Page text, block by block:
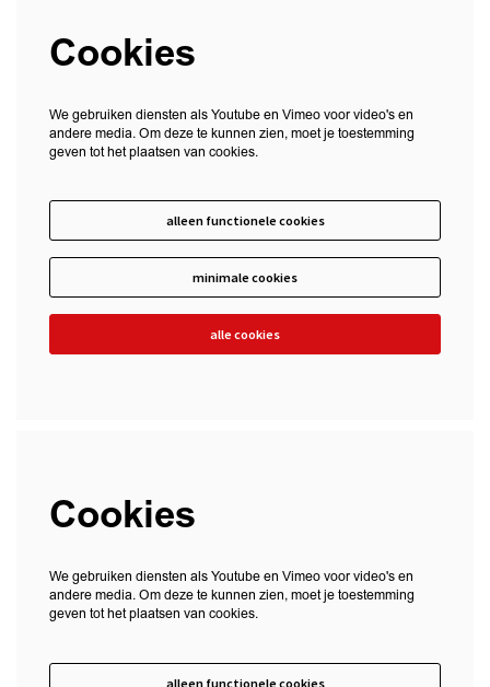
Cookies
We gebruiken diensten als Youtube en Vimeo voor video's en
andere media. Om deze te kunnen zien, moet je toestemming
geven tot het plaatsen van cookies.
alleen functionele cookies
minimale cookies
alle cookies
Cookies
We gebruiken diensten als Youtube en Vimeo voor video's en
andere media. Om deze te kunnen zien, moet je toestemming
geven tot het plaatsen van cookies.
alleen functionele cookies